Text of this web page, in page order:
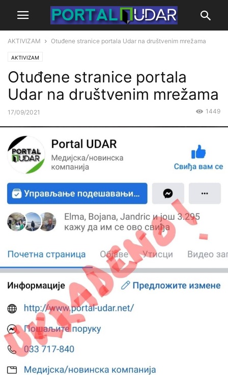
AKTIVIZAM Otuđene stranice portala Udar na društvenim mrežama
AKTIVIZAM
Otuđene stranice portala
Udar na društvenim mrežama
17/09/2021 1449